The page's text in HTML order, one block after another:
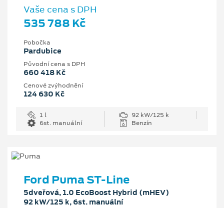
Vaše cena s DPH
535 788 Kč
Pobočka
Pardubice
Původní cena s DPH
660 418 Kč
Cenové zvýhodnění
124 630 Kč
1 l
92 kW/125 k
6st. manuální
Benzín
Ford Puma ST-Line
5dveřová, 1.0 EcoBoost Hybrid (mHEV)
92 kW/125 k, 6st. manuální